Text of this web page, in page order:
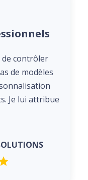
contrôler
de modèles
Je lui attribue